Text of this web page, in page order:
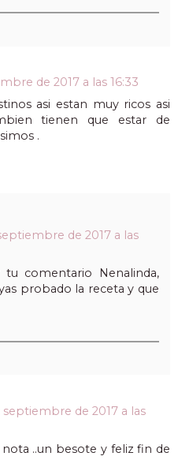
de 2017 a las 16:33
asi estan muy ricos asi
tienen que estar de
.
de 2017 a las
tu comentario Nenalinda,
probado la receta y que
septiembre de 2017 a las
nota ..un besote y feliz fin de